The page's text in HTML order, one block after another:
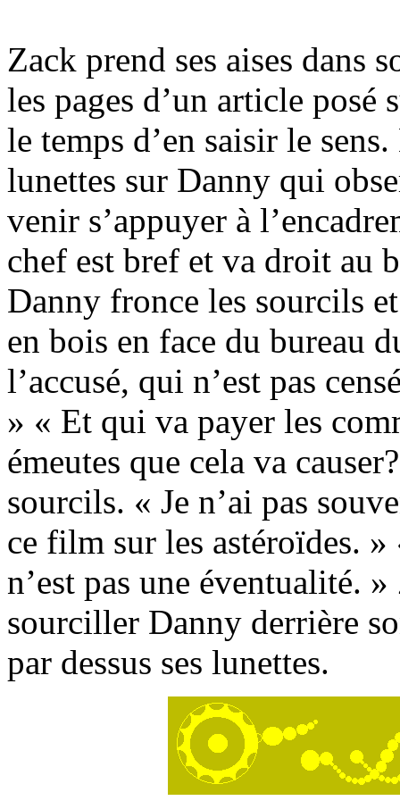
Zack prend ses aises dans
les pages d’un article posé
le temps d’en saisir le
lunettes sur Danny qui
venir s’appuyer à
chef est bref et va droit au
Danny fronce les sourcils
en bois en face du bureau
l’accusé, qui n’est pas
» « Et qui va payer les
émeutes que cela va
sourcils. « Je n’ai pas
ce film sur les astéroïdes.
n’est pas une éventualité.
sourciller Danny derrière
par dessus ses lunettes.